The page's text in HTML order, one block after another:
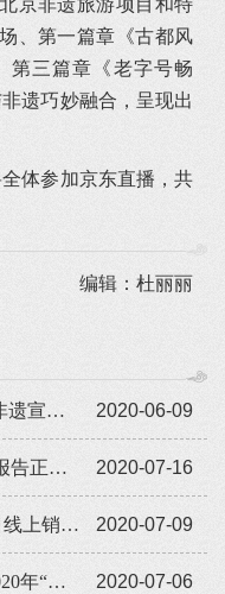
京非遗旅游项目和特
、第一篇章《古都风
第三篇章《老字号畅
遗巧妙融合，呈现出
体参加京东直播，共
编辑：杜丽丽
2020-06-09
2020年“文化和自然遗产日”四川非遗宣传展示系列活动即将启动
2020-07-16
2020文化和自然遗产日数据分析报告正式发布
2020-07-09
玩转“云上购物节” 浙江非遗2个月线上销售额近9亿元
2020-07-06
非遗赋彩 健康生活 ——天津市2020年“文化和自然遗产日”活动回顾